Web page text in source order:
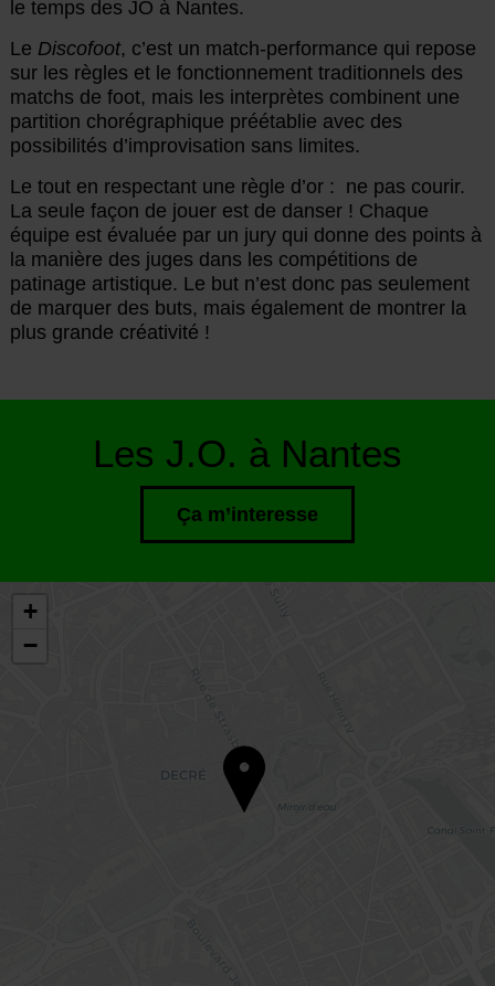
le temps des JO à Nantes.
Le Discofoot, c’est un match-performance qui repose
sur les règles et le fonctionnement traditionnels des
matchs de foot, mais les interprètes combinent une
partition chorégraphique préétablie avec des
possibilités d’improvisation sans limites.
Le tout en respectant une règle d’or : ne pas courir.
La seule façon de jouer est de danser ! Chaque
équipe est évaluée par un jury qui donne des points à
la manière des juges dans les compétitions de
patinage artistique. Le but n’est donc pas seulement
de marquer des buts, mais également de montrer la
plus grande créativité !
Les J.O. à Nantes
Ça m’interesse